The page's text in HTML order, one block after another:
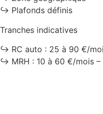
↪️ Plafonds définis
Tranches indicatives
↪️ RC auto : 25 à 90 €/
↪️ MRH : 10 à 60 €/mois